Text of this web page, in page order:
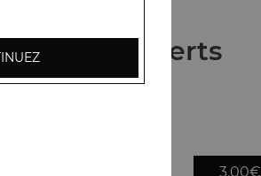
Nos Desserts
3.00€